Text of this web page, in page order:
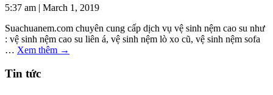
5:37 am | March 1, 2019
Suachuanem.com chuyên cung cấp dịch vụ vệ sinh nệm cao su như
: vệ sinh nệm cao su liên á, vệ sinh nệm lò xo cũ, vệ sinh nệm sofa
… Xem thêm →
Tin tức